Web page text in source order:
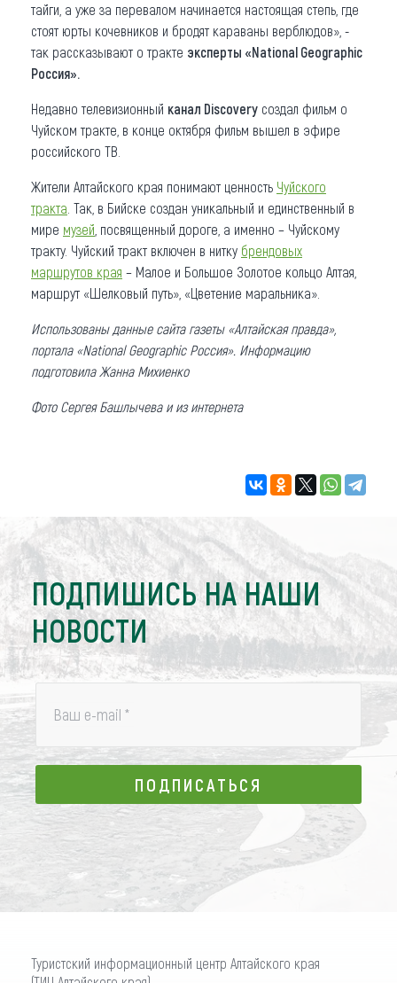
тайги, а уже за перевалом начинается настоящая степь, где
стоят юрты кочевников и бродят караваны верблюдов», -
так рассказывают о тракте эксперты «National Geographic
Россия».
Недавно телевизионный канал Discovery создал фильм о
Чуйском тракте, в конце октября фильм вышел в эфире
российского ТВ.
Жители Алтайского края понимают ценность Чуйского
тракта . Так, в Бийске создан уникальный и единственный в
мире музей , посвященный дороге, а именно – Чуйскому
тракту. Чуйский тракт включен в нитку брендовых
маршрутов края – Малое и Большое Золотое кольцо Алтая,
маршрут «Шелковый путь», «Цветение маральника».
Использованы данные сайта газеты «Алтайская правда»,
портала «National Geographic Россия». Информацию
подготовила Жанна Михиенко
Фото Сергея Башлычева и из интернета
ПОДПИШИСЬ НА НАШИ
НОВОСТИ
Ваш e-mail *
ПОДПИСАТЬСЯ
ПОДПИСАТЬСЯ
Туристский информационный центр Алтайского края